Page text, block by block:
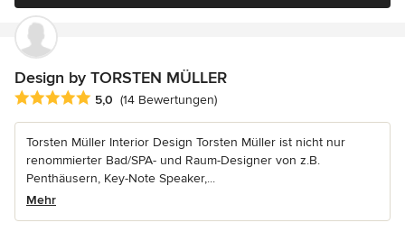
Design by TORSTEN MÜLLER
Durchschnittliche Bewertung: 5 von 5 Sternen
5,0 (14 Bewertungen)
Torsten Müller Interior Design Torsten Müller ist nicht nur
renommierter Bad/SPA- und Raum-Designer von z.B.
Penthäusern, Key-Note Speaker,...
Mehr